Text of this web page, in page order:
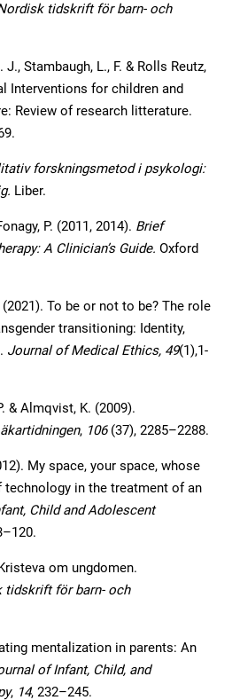
tidskrift för barn- och
J., Stambaugh, L., F. & Rolls Reutz,
Interventions for children and
Review of research litterature.
forskningsmetod i psykologi:
Liber.
P. (2011, 2014). Brief
A Clinician’s Guide. Oxford
To be or not to be? The role
transitioning: Identity,
Journal of Medical Ethics, 49(1),1-
& Almqvist, K. (2009).
, 106 (37), 2285–2288.
My space, your space, whose
technology in the treatment of an
Child and Adolescent
om ungdomen.
tidskrift för barn- och
mentalization in parents: An
of Infant, Child, and
, 14, 232–245.